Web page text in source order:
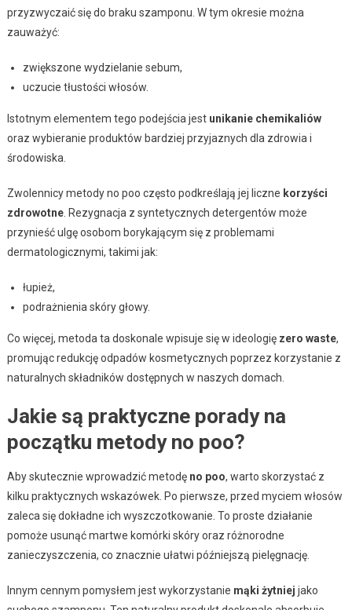
przyzwyczaić się do braku szamponu. W tym okresie można
zauważyć:
zwiększone wydzielanie sebum,
uczucie tłustości włosów.
Istotnym elementem tego podejścia jest unikanie chemikaliów
oraz wybieranie produktów bardziej przyjaznych dla zdrowia i
środowiska.
Zwolennicy metody no poo często podkreślają jej liczne korzyści
zdrowotne. Rezygnacja z syntetycznych detergentów może
przynieść ulgę osobom borykającym się z problemami
dermatologicznymi, takimi jak:
łupież,
podrażnienia skóry głowy.
Co więcej, metoda ta doskonale wpisuje się w ideologię zero waste,
promując redukcję odpadów kosmetycznych poprzez korzystanie z
naturalnych składników dostępnych w naszych domach.
Jakie są praktyczne porady na
początku metody no poo?
Aby skutecznie wprowadzić metodę no poo, warto skorzystać z
kilku praktycznych wskazówek. Po pierwsze, przed myciem włosów
zaleca się dokładne ich wyszczotkowanie. To proste działanie
pomoże usunąć martwe komórki skóry oraz różnorodne
zanieczyszczenia, co znacznie ułatwi późniejszą pielęgnację.
Innym cennym pomysłem jest wykorzystanie mąki żytniej jako